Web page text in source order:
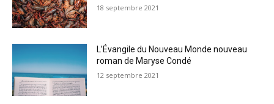
18 septembre 2021
L’Évangile du Nouveau Monde nouveau
roman de Maryse Condé
12 septembre 2021